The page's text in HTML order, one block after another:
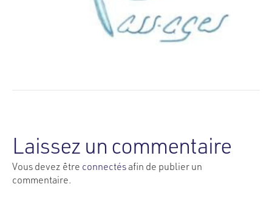
Laissez un commentaire
Vous devez être connectésafin de publier un
commentaire.